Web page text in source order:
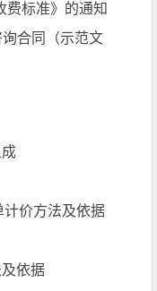
费标准》的通知
合同（示范文
计价方法及依据
依据